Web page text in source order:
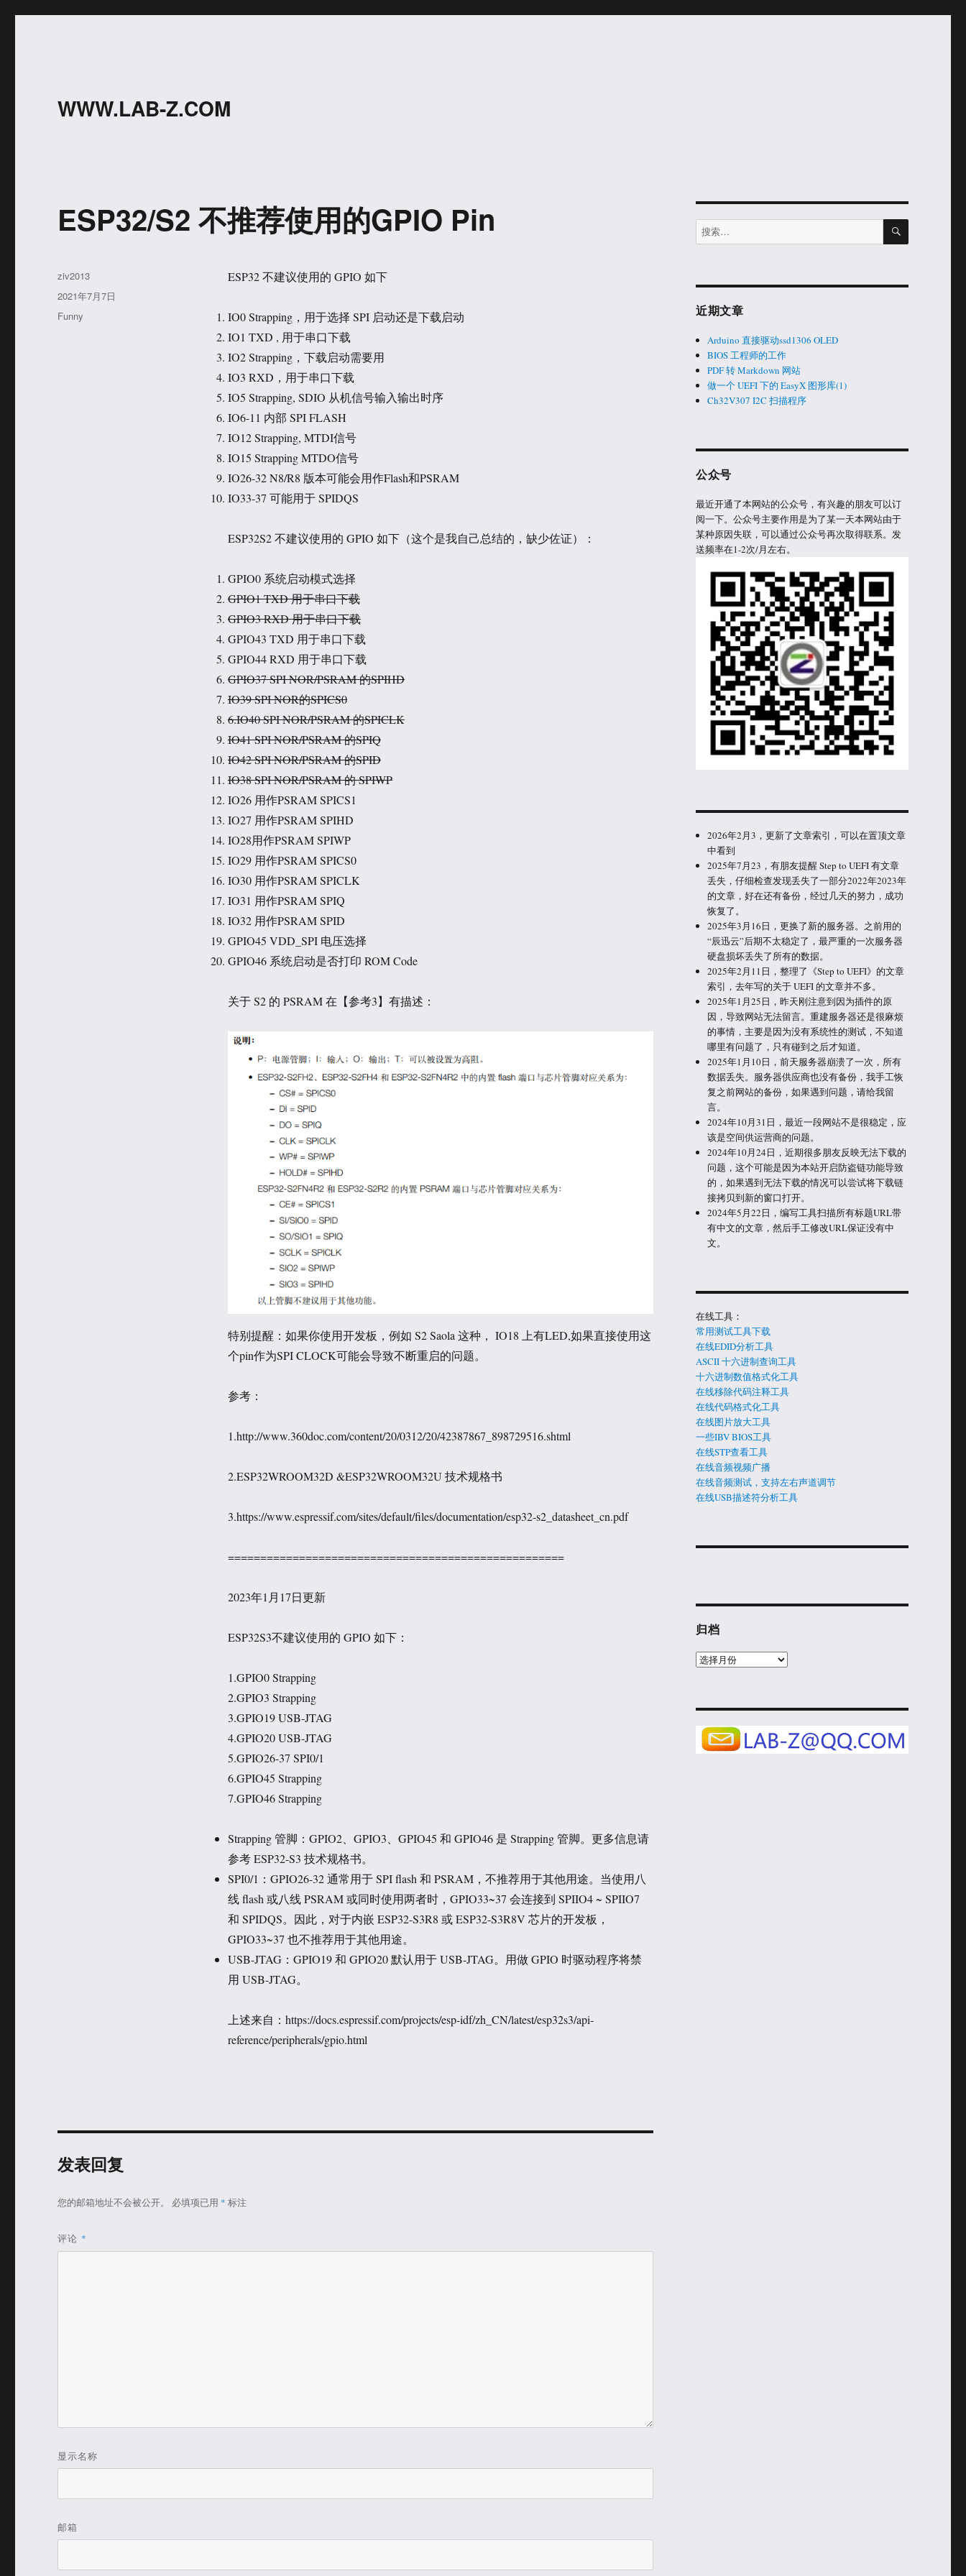
WWW.LAB-Z.COM
ESP32/S2 不推荐使用的GPIO Pin
ESP32 不建议使用的 GPIO 如下
IO0 Strapping，用于选择 SPI 启动还是下载启动
IO1 TXD , 用于串口下载
IO2 Strapping，下载启动需要用
IO3 RXD，用于串口下载
IO5 Strapping, SDIO 从机信号输入输出时序
IO6-11 内部 SPI FLASH
IO12 Strapping, MTDI信号
IO15 Strapping MTDO信号
IO26-32 N8/R8 版本可能会用作Flash和PSRAM
IO33-37 可能用于 SPIDQS
ESP32S2 不建议使用的 GPIO 如下（这个是我自己总结的，缺少佐证）：
GPIO0 系统启动模式选择
GPIO1 TXD 用于串口下载
GPIO3 RXD 用于串口下载
GPIO43 TXD 用于串口下载
GPIO44 RXD 用于串口下载
GPIO37 SPI NOR/PSRAM 的SPIHD
IO39 SPI NOR的SPICS0
6.IO40 SPI NOR/PSRAM 的SPICLK
IO41 SPI NOR/PSRAM 的SPIQ
IO42 SPI NOR/PSRAM 的SPID
IO38 SPI NOR/PSRAM 的 SPIWP
IO26 用作PSRAM SPICS1
IO27 用作PSRAM SPIHD
IO28用作PSRAM SPIWP
IO29 用作PSRAM SPICS0
IO30 用作PSRAM SPICLK
IO31 用作PSRAM SPIQ
IO32 用作PSRAM SPID
GPIO45 VDD_SPI 电压选择
GPIO46 系统启动是否打印 ROM Code
关于 S2 的 PSRAM 在【参考3】有描述：
特别提醒：如果你使用开发板，例如 S2 Saola 这种， IO18 上有LED,如果直接使用这
个pin作为SPI CLOCK可能会导致不断重启的问题。
参考：
1.http://www.360doc.com/content/20/0312/20/42387867_898729516.shtml
2.ESP32­WROOM­32D &ESP32­WROOM­32U 技术规格书
3.https://www.espressif.com/sites/default/files/documentation/esp32-s2_datasheet_cn.pdf
====================================================
2023年1月17日更新
ESP32S3不建议使用的 GPIO 如下：
1.GPIO0 Strapping
2.GPIO3 Strapping
3.GPIO19 USB-JTAG
4.GPIO20 USB-JTAG
5.GPIO26-37 SPI0/1
6.GPIO45 Strapping
7.GPIO46 Strapping
Strapping 管脚：GPIO2、GPIO3、GPIO45 和 GPIO46 是 Strapping 管脚。更多信息请
参考 ESP32-S3 技术规格书。
SPI0/1：GPIO26-32 通常用于 SPI flash 和 PSRAM，不推荐用于其他用途。当使用八
线 flash 或八线 PSRAM 或同时使用两者时，GPIO33~37 会连接到 SPIIO4 ~ SPIIO7
和 SPIDQS。因此，对于内嵌 ESP32-S3R8 或 ESP32-S3R8V 芯片的开发板，
GPIO33~37 也不推荐用于其他用途。
USB-JTAG：GPIO19 和 GPIO20 默认用于 USB-JTAG。用做 GPIO 时驱动程序将禁
用 USB-JTAG。
上述来自：https://docs.espressif.com/projects/esp-idf/zh_CN/latest/esp32s3/api-
reference/peripherals/gpio.html
作
者
ziv2013
发
布
2021年7月7日
分
Funny
发表回复
您的邮箱地址不会被公开。 必填项已用 * 标注
评论 *
显示名称
邮箱
搜
索：
搜
近期文章
Arduino 直接驱动ssd1306 OLED
BIOS 工程师的工作
PDF 转 Markdown 网站
做一个 UEFI 下的 EasyX 图形库(1)
Ch32V307 I2C 扫描程序
公众号
最近开通了本网站的公众号，有兴趣的朋友可以订
阅一下。公众号主要作用是为了某一天本网站由于
某种原因失联，可以通过公众号再次取得联系。发
送频率在1-2次/月左右。
2026年2月3，更新了文章索引，可以在置顶文章
中看到
2025年7月23，有朋友提醒 Step to UEFI 有文章
丢失，仔细检查发现丢失了一部分2022年2023年
的文章，好在还有备份，经过几天的努力，成功
恢复了。
2025年3月16日，更换了新的服务器。之前用的
“辰迅云”后期不太稳定了，最严重的一次服务器
硬盘损坏丢失了所有的数据。
2025年2月11日，整理了《Step to UEFI》的文章
索引，去年写的关于 UEFI 的文章并不多。
2025年1月25日，昨天刚注意到因为插件的原
因，导致网站无法留言。重建服务器还是很麻烦
的事情，主要是因为没有系统性的测试，不知道
哪里有问题了，只有碰到之后才知道。
2025年1月10日，前天服务器崩溃了一次，所有
数据丢失。服务器供应商也没有备份，我手工恢
复之前网站的备份，如果遇到问题，请给我留
言。
2024年10月31日，最近一段网站不是很稳定，应
该是空间供运营商的问题。
2024年10月24日，近期很多朋友反映无法下载的
问题，这个可能是因为本站开启防盗链功能导致
的，如果遇到无法下载的情况可以尝试将下载链
接拷贝到新的窗口打开。
2024年5月22日，编写工具扫描所有标题URL带
有中文的文章，然后手工修改URL保证没有中
文。
在线工具：
常用测试工具下载
在线EDID分析工具
ASCII 十六进制查询工具
十六进制数值格式化工具
在线移除代码注释工具
在线代码格式化工具
在线图片放大工具
一些IBV BIOS工具
在线STP查看工具
在线音频视频广播
在线音频测试，支持左右声道调节
在线USB描述符分析工具
归档
归